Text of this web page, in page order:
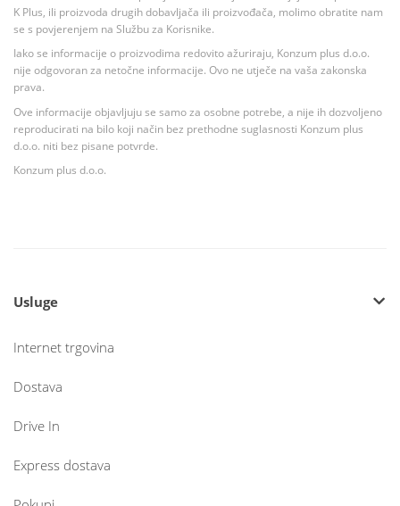
K Plus, ili proizvoda drugih dobavljača ili proizvođača, molimo obratite nam
se s povjerenjem na Službu za Korisnike.
Iako se informacije o proizvodima redovito ažuriraju, Konzum plus d.o.o.
nije odgovoran za netočne informacije. Ovo ne utječe na vaša zakonska
prava.
Ove informacije objavljuju se samo za osobne potrebe, a nije ih dozvoljeno
reproducirati na bilo koji način bez prethodne suglasnosti Konzum plus
d.o.o. niti bez pisane potvrde.
Konzum plus d.o.o.
Usluge
Internet trgovina
Dostava
Drive In
Express dostava